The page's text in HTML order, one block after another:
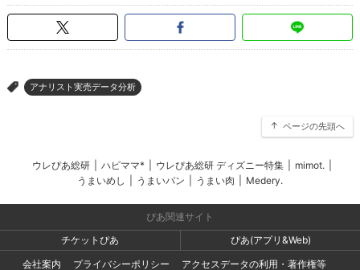
> アナリスト実売データ分析
ページの先頭へ
ウレぴあ総研 ハピママ* ウレぴあ総研 ディズニー特集 mimot.
うまいめし
うまいパン うまい肉 Medery.
ぴあ関連サイト
チケットぴあ
ぴあ(アプリ&Web)
会社案内
プライバシーポリシー アクセスデータの利用・著作権等